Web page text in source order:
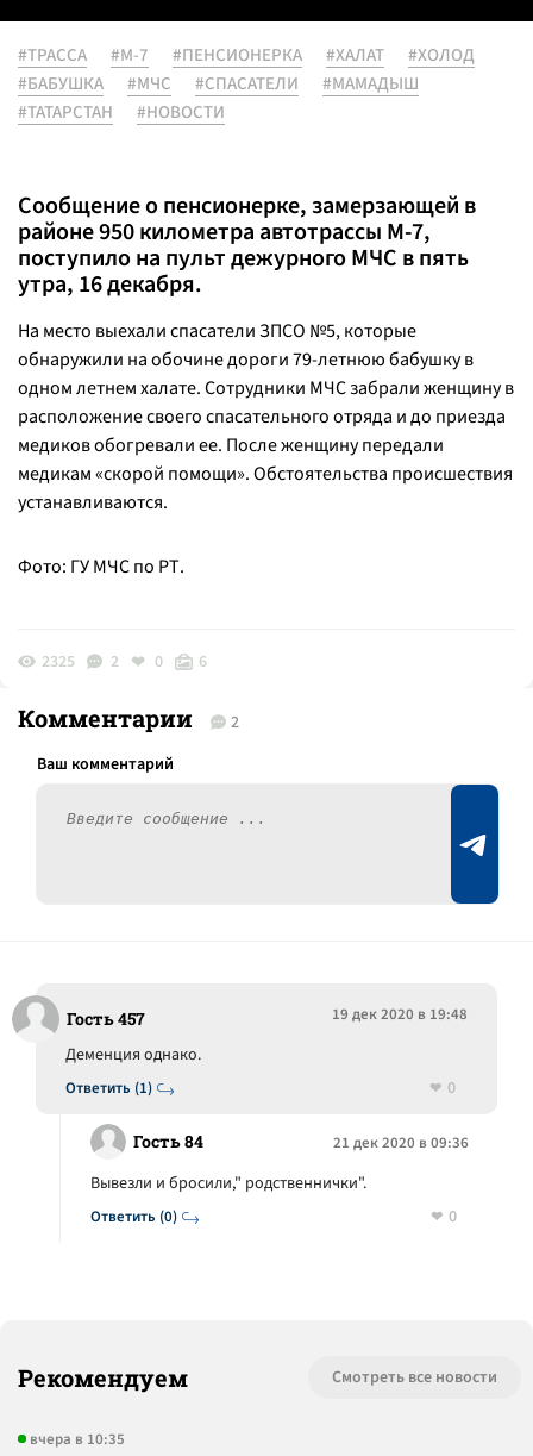
#ТРАССА #М-7 #ПЕНСИОНЕРКА #ХАЛАТ
#ХОЛОД
#БАБУШКА
#МЧС #СПАСАТЕЛИ
#МАМАДЫШ
#ТАТАРСТАН
#НОВОСТИ
Сообщение о пенсионерке, замерзающей в
районе 950 километра автотрассы М-7,
поступило на пульт дежурного МЧС в пять
утра, 16 декабря.
На место выехали спасатели ЗПСО №5, которые
обнаружили на обочине дороги 79-летнюю бабушку в
одном летнем халате. Сотрудники МЧС забрали женщину в
расположение своего спасательного отряда и до приезда
медиков обогревали ее. После женщину передали
медикам «скорой помощи». Обстоятельства происшествия
устанавливаются.
Фото: ГУ МЧС по РТ.
2325 2 0 6
Комментарии 2
Гость 457 19 дек 2020 в 19:48
Ответить (1)
Деменция однако.
0
Гость 84 21 дек 2020 в 09:36
Ответить (0)
Вывезли и бросили," родственнички".
0
Рекомендуем Смотреть все новости
вчера в 10:35